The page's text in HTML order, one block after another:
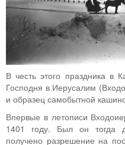
В честь этого праздника в
Господня в Иерусалим
и образец самобытной
Впервые в летописи
1401 году. Был он тогда
получено разрешение на